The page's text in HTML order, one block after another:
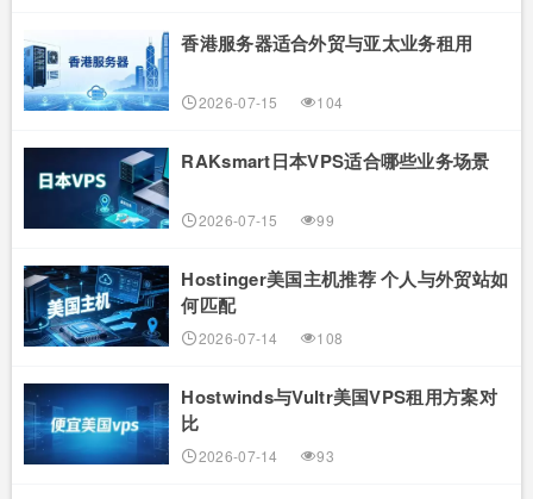
香港服务器适合外贸与亚太业务租用
2026-07-15 104
RAKsmart日本VPS适合哪些业务场景
2026-07-15 99
Hostinger美国主机推荐 个人与外贸站如
何匹配
2026-07-14 108
Hostwinds与Vultr美国VPS租用方案对
比
2026-07-14 93